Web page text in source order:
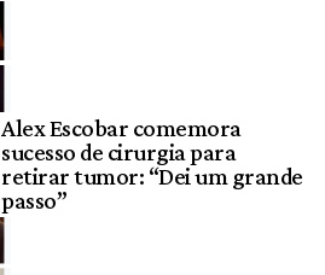
Alex Escobar comemora
sucesso de cirurgia para
retirar tumor: “Dei um grande
passo”